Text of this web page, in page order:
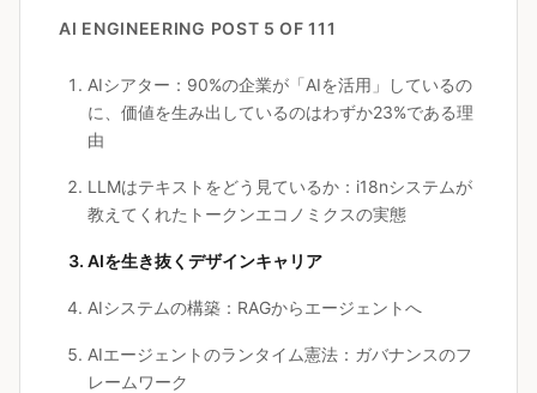
AI ENGINEERING POST 5 OF 111
AIシアター：90%の企業が「AIを活用」しているの
に、価値を生み出しているのはわずか23%である理
由
LLMはテキストをどう見ているか：i18nシステムが
教えてくれたトークンエコノミクスの実態
AIを生き抜くデザインキャリア
AIシステムの構築：RAGからエージェントへ
AIエージェントのランタイム憲法：ガバナンスのフ
レームワーク